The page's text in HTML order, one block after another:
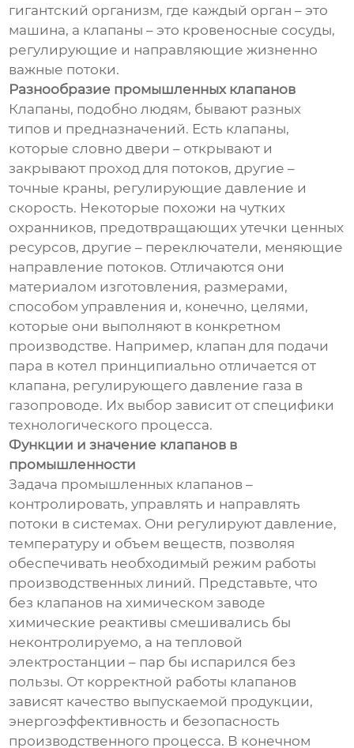
гигантский организм, где каждый орган – это
машина, а клапаны – это кровеносные сосуды,
регулирующие и направляющие жизненно
важные потоки.
Разнообразие промышленных клапанов
Клапаны, подобно людям, бывают разных
типов и предназначений. Есть клапаны,
которые словно двери – открывают и
закрывают проход для потоков, другие –
точные краны, регулирующие давление и
скорость. Некоторые похожи на чутких
охранников, предотвращающих утечки ценных
ресурсов, другие – переключатели, меняющие
направление потоков. Отличаются они
материалом изготовления, размерами,
способом управления и, конечно, целями,
которые они выполняют в конкретном
производстве. Например, клапан для подачи
пара в котел принципиально отличается от
клапана, регулирующего давление газа в
газопроводе. Их выбор зависит от специфики
технологического процесса.
Функции и значение клапанов в
промышленности
Задача промышленных клапанов –
контролировать, управлять и направлять
потоки в системах. Они регулируют давление,
температуру и объем веществ, позволяя
обеспечивать необходимый режим работы
производственных линий. Представьте, что
без клапанов на химическом заводе
химические реактивы смешивались бы
неконтролируемо, а на тепловой
электростанции – пар бы испарился без
пользы. От корректной работы клапанов
зависят качество выпускаемой продукции,
энергоэффективность и безопасность
производственного процесса. В конечном